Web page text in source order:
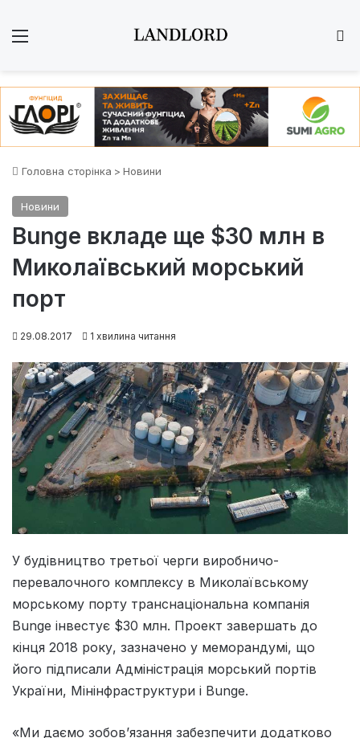
Головна сторінка > Новини
Новини
Bunge вкладе ще $30 млн в
Миколаївський морський
порт
29.08.2017 1 хвилина читання
У будівництво третьої черги виробничо-
перевалочного комплексу в Миколаївському
морському порту транснаціональна компанія
Bunge інвестує $30 млн. Проект завершать до
кінця 2018 року, зазначено у меморандумі, що
його підписали Адміністрація морський портів
України, Мінінфраструктури і Bunge.
«Ми даємо зобов’язання забезпечити додатково